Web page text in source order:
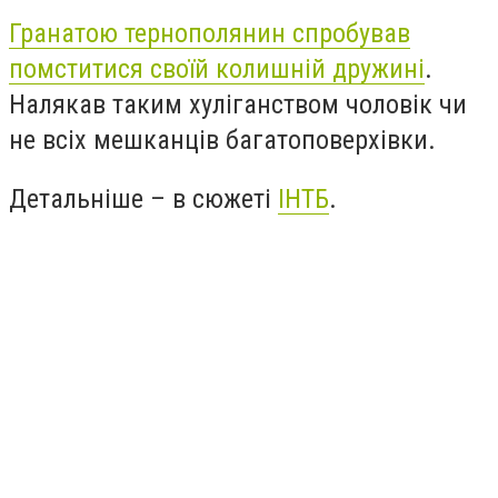
Гранатою тернополянин спробував
помститися своїй колишній дружині.
Налякав таким хуліганством чоловік чи
не всіх мешканців багатоповерхівки.
Детальніше – в сюжеті ІНТБ.